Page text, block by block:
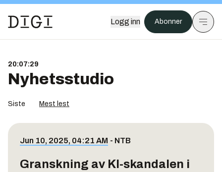
Logg inn Abonner
20:07:29
Nyhetsstudio
Siste Mest lest
Jun 10, 2025, 04:21 AM - NTB
Granskning av KI-skandalen i